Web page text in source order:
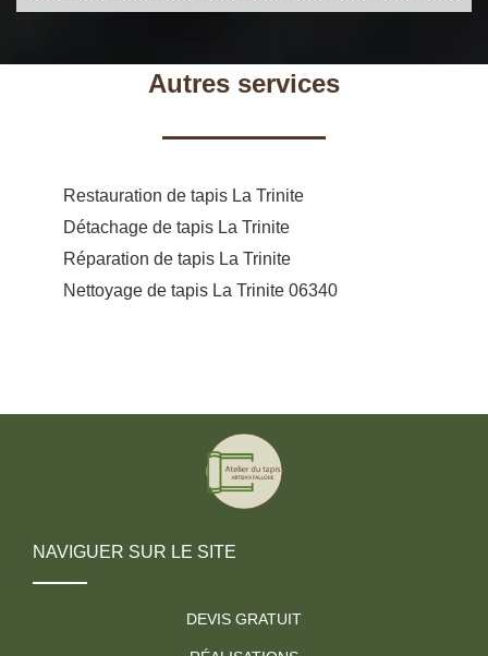
Autres services
Restauration de tapis La Trinite
Détachage de tapis La Trinite
Réparation de tapis La Trinite
Nettoyage de tapis La Trinite 06340
NAVIGUER SUR LE SITE
DEVIS GRATUIT